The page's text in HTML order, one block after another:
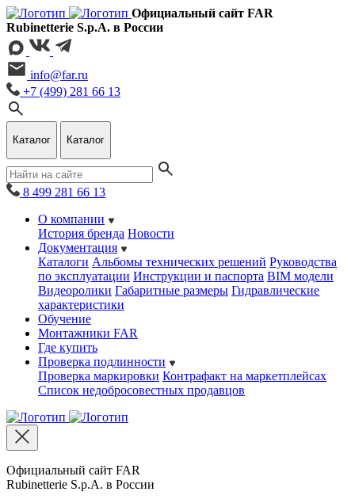
Официальный сайт FAR
Rubinetterie S.p.A. в России
info@far.ru
+7 (499) 281 66 13
Каталог Каталог
8 499 281 66 13
О компании
История бренда Новости
Документация
Каталоги Альбомы технических решений Руководства
по эксплуатации Инструкции и паспорта BIM модели
Видеоролики Габаритные размеры Гидравлические
характеристики
Обучение
Монтажники FAR
Где купить
Проверка подлинности
Проверка маркировки Контрафакт на маркетплейсах
Cписок недобросовестных продавцов
Официальный сайт FAR
Rubinetterie S.p.A. в России